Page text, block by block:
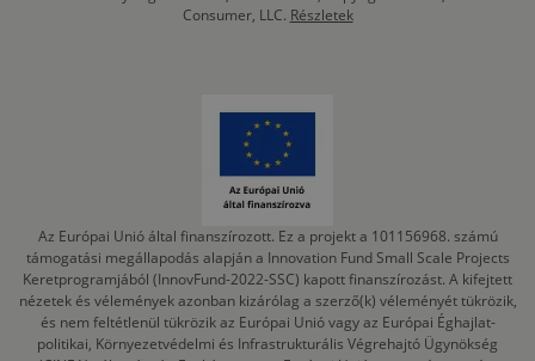
Consumer, LLC. Részletek
Az Európai Unió által finanszírozott. Ez a projekt a 101156968. számú
támogatási megállapodás alapján a Innovation Fund Small Scale Projects
Keretprogramjából (InnovFund-2022-SSC) kapott finanszírozást. A kifejtett
nézetek és vélemények azonban kizárólag a szerző(k) véleményét tükrözik,
és nem feltétlenül tükrözik az Európai Unió vagy az Európai Éghajlat-
politikai, Környezetvédelmi és Infrastrukturális Végrehajtó Ügynökség